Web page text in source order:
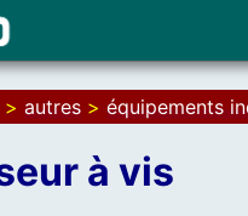
> autres > équipements
à vis